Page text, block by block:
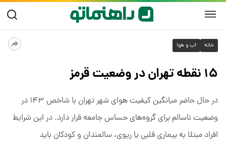
خانه آب و هوا
۱۵ نقطه تهران در وضعیت قرمز
در حال حاضر میانگین کیفیت هوای شهر تهران با شاخص ۱۴۳ در
وضعیت ناسالم برای گروه‌های حساس جامعه قرار دارد. در این شرایط
افراد مبتلا به بیماری قلبی یا ریوی، سالمندان و کودکان باید